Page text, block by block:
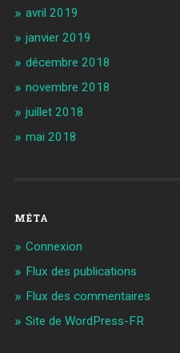
avril 2019
janvier 2019
décembre 2018
novembre 2018
juillet 2018
mai 2018
MÉTA
Connexion
Flux des publications
Flux des commentaires
Site de WordPress-FR